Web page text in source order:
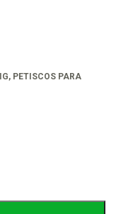
, PETISCOS PARA